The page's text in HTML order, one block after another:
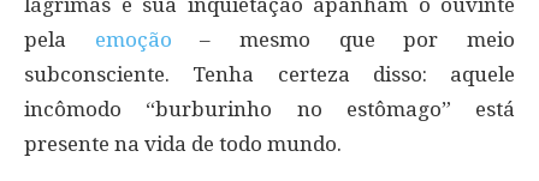
pela emoção – mesmo que por meio
subconsciente. Tenha certeza disso: aquele
incômodo “burburinho no estômago” está
presente na vida de todo mundo.